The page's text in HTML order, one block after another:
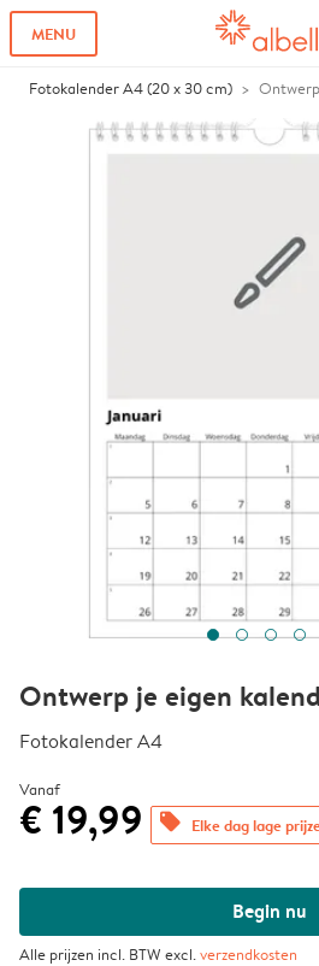
MENU
Fotokalender A4 (20 x 30 cm)
Ontwerp je eigen
Fotokalender A4
Vanaf
€ 19,99 offers Elke dag lage
Begin nu
Alle prijzen incl. BTW excl.verzendkosten